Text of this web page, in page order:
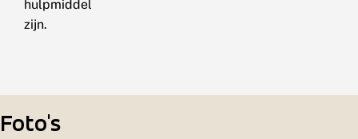
hulpmiddel
zijn.
Foto's